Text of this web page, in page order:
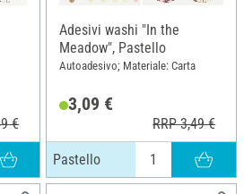
€
Adesivi washi "In the
Meadow", Pastello
Autoadesivo; Materiale: Carta
3,09 €
RRP 3,49 €
Pastello